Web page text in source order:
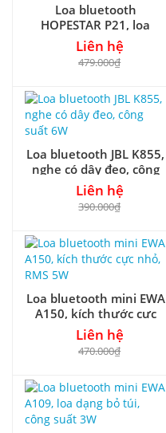
Loa bluetooth
HOPESTAR P21, loa
chính hãng, công suất
10W
Liên hệ
479.000₫
Loa bluetooth JBL K855,
nghe có dây đeo, công
suất 6W
Liên hệ
390.000₫
Loa bluetooth mini EWA
A150, kích thước cực
nhỏ, RMS 5W
Liên hệ
470.000₫